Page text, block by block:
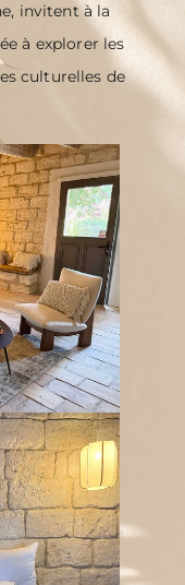
invitent à la
à explorer les
culturelles de